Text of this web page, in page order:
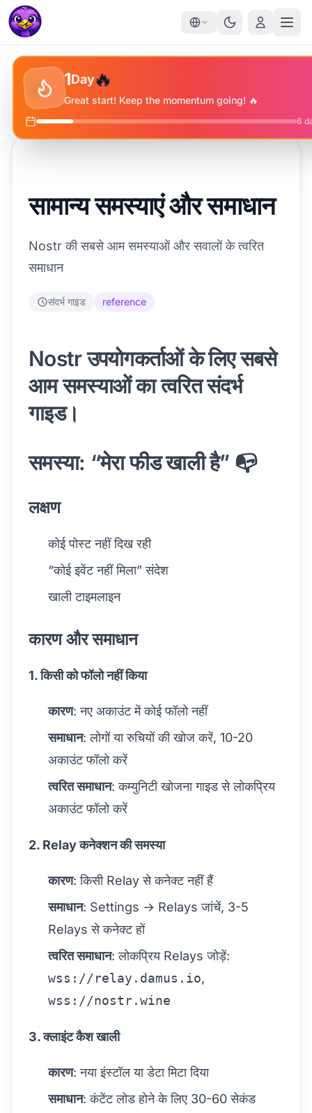
🔥
✨
⭐ 1Day🔥
Great start! Keep the momentum going! 🔥
6
सामान्य समस्याएं और समाधान
Nostr की सबसे आम समस्याओं और सवालों के त्वरित
समाधान
संदर्भ गाइड reference
Nostr उपयोगकर्ताओं के लिए सबसे
आम समस्याओं का त्वरित संदर्भ
गाइड।
समस्या: “मेरा फीड खाली है” 📭
लक्षण
कोई पोस्ट नहीं दिख रही
“कोई इवेंट नहीं मिला” संदेश
खाली टाइमलाइन
कारण और समाधान
1. किसी को फॉलो नहीं किया
कारण: नए अकाउंट में कोई फॉलो नहीं
समाधान: लोगों या रुचियों की खोज करें, 10-20
अकाउंट फॉलो करें
त्वरित समाधान:कम्युनिटी खोजनागाइड से लोकप्रिय
अकाउंट फॉलो करें
2. Relay कनेक्शन की समस्या
कारण: किसी Relay से कनेक्ट नहीं हैं
समाधान: Settings → Relays जांचें, 3-5
Relays से कनेक्ट हों
त्वरित समाधान: लोकप्रिय Relays जोड़ें:
wss://relay.damus.io,
wss://nostr.wine
3. क्लाइंट कैश खाली
कारण: नया इंस्टॉल या डेटा मिटा दिया
समाधान: कंटेंट लोड होने के लिए 30-60 सेकंड